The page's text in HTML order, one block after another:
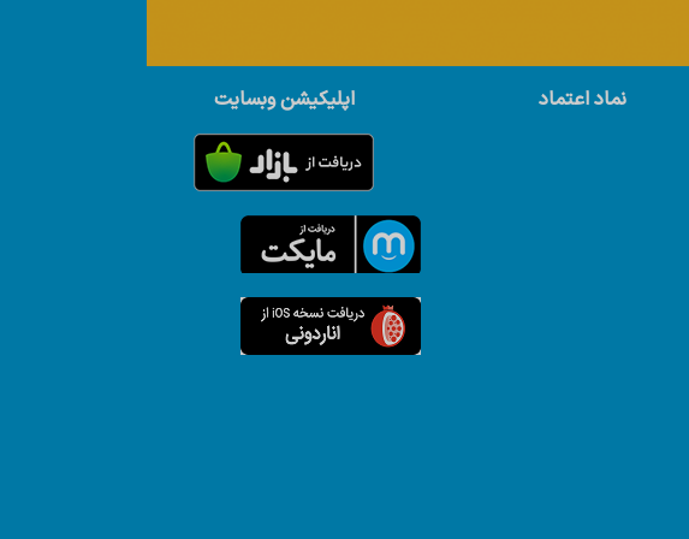
نماد اعتماد اپلیکیشن وبسایت